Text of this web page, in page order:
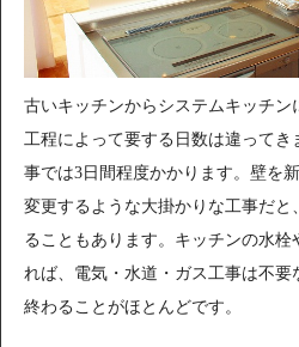
古いキッチンからシステムキッチ
工程によって要する日数は違ってき
事では3日間程度かかります。壁を
変更するような大掛かりな工事だと
ることもあります。キッチンの水
れば、電気・水道・ガス工事は不
終わることがほとんどです。